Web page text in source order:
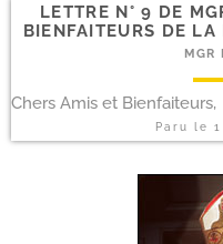
LETTRE N° 9 DE
BIENFAITEURS DE LA
MGR
Chers Amis et Bienfaiteurs,
Paru le